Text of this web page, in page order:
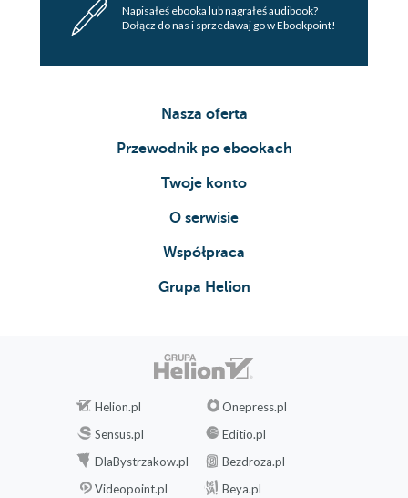
50. Ola
62. Ola
63. Dorota
Napisałeś ebooka lub nagrałeś audibook?
Dołącz do nas i sprzedawaj go w Ebookpoint!
Nasza oferta
Przewodnik po ebookach
Twoje konto
O serwisie
Współpraca
Grupa Helion
Helion.pl
Onepress.pl
Sensus.pl
Editio.pl
DlaBystrzakow.pl
Bezdroza.pl
Videopoint.pl
Beya.pl